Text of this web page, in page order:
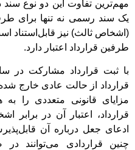
مهم‌ترین تفاوت این دو نوع سند
یک سند رسمی نه تنها برای
(اشخاص ثالث) نیز قابل‌استناد
طرفین قرارداد اعتبار دارد.
با ثبت قرارداد مشارکت در
قرارداد از حالت عادی خارج
مزایای قانونی متعددی را
قرارداد، اعتبار آن در برابر
ادعای جعل درباره آن
چنین قراردادی می‌توانند